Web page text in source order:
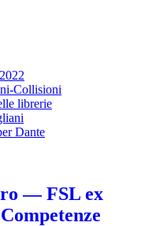
Collisioni
librerie
Dante
— FSL ex